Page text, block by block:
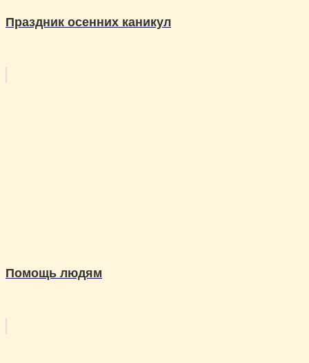
Праздник осенних каникул
Помощь людям